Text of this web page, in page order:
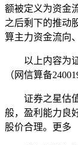
额被定义为资金
之后剩下的推动
算主力资金流向
以上内容为证
（网信算备
证券之星估值
般，盈利能力良
股价合理。更多